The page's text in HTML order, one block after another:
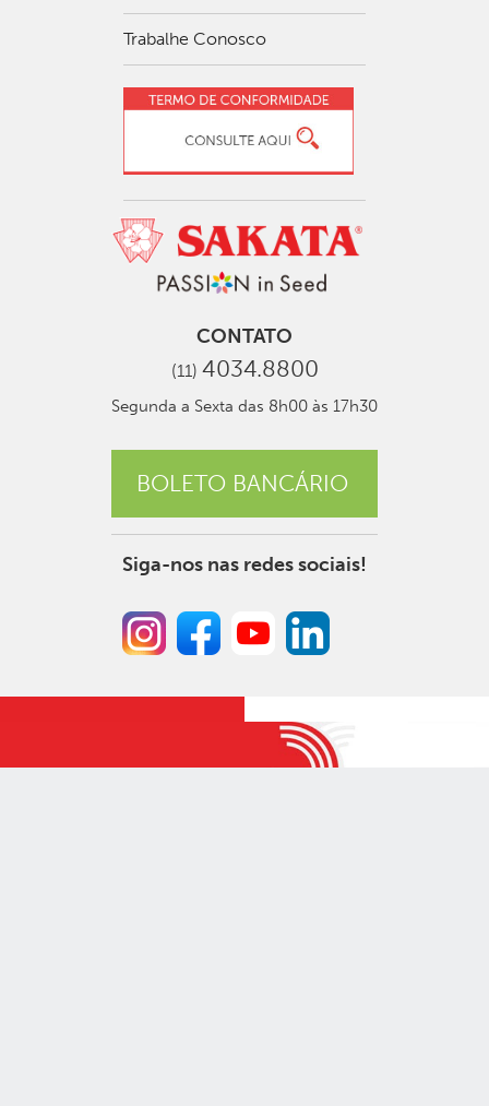
Trabalhe Conosco
CONTATO
(11) 4034.8800
Segunda a Sexta das 8h00 às 17h30
BOLETO BANCÁRIO
Siga-nos nas redes sociais!